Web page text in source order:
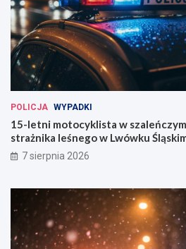
POLICJA WYPADKI
15-letni motocyklista w
strażnika leśnego w Lwówku
7 sierpnia 2026